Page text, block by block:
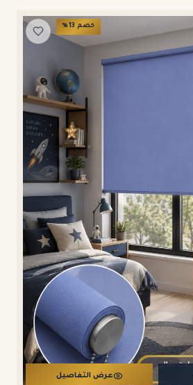
خصم 13
%
عرض التفاصيل